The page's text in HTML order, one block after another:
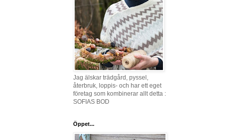
Jag älskar trädgård, pyssel,
återbruk, loppis- och har ett eget
företag som kombinerar allt detta :
SOFIAS BOD
Öppet...